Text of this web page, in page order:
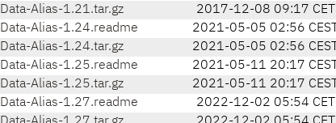
Data-Alias-1.21.tar.gz
2017-12-08 09:17 CET
Data-Alias-1.24.readme
2021-05-05 02:56 CEST
Data-Alias-1.24.tar.gz
2021-05-05 02:56 CEST
Data-Alias-1.25.readme
2021-05-11 20:17 CEST
Data-Alias-1.25.tar.gz
2021-05-11 20:17 CEST
Data-Alias-1.27.readme
2022-12-02 05:54 CET